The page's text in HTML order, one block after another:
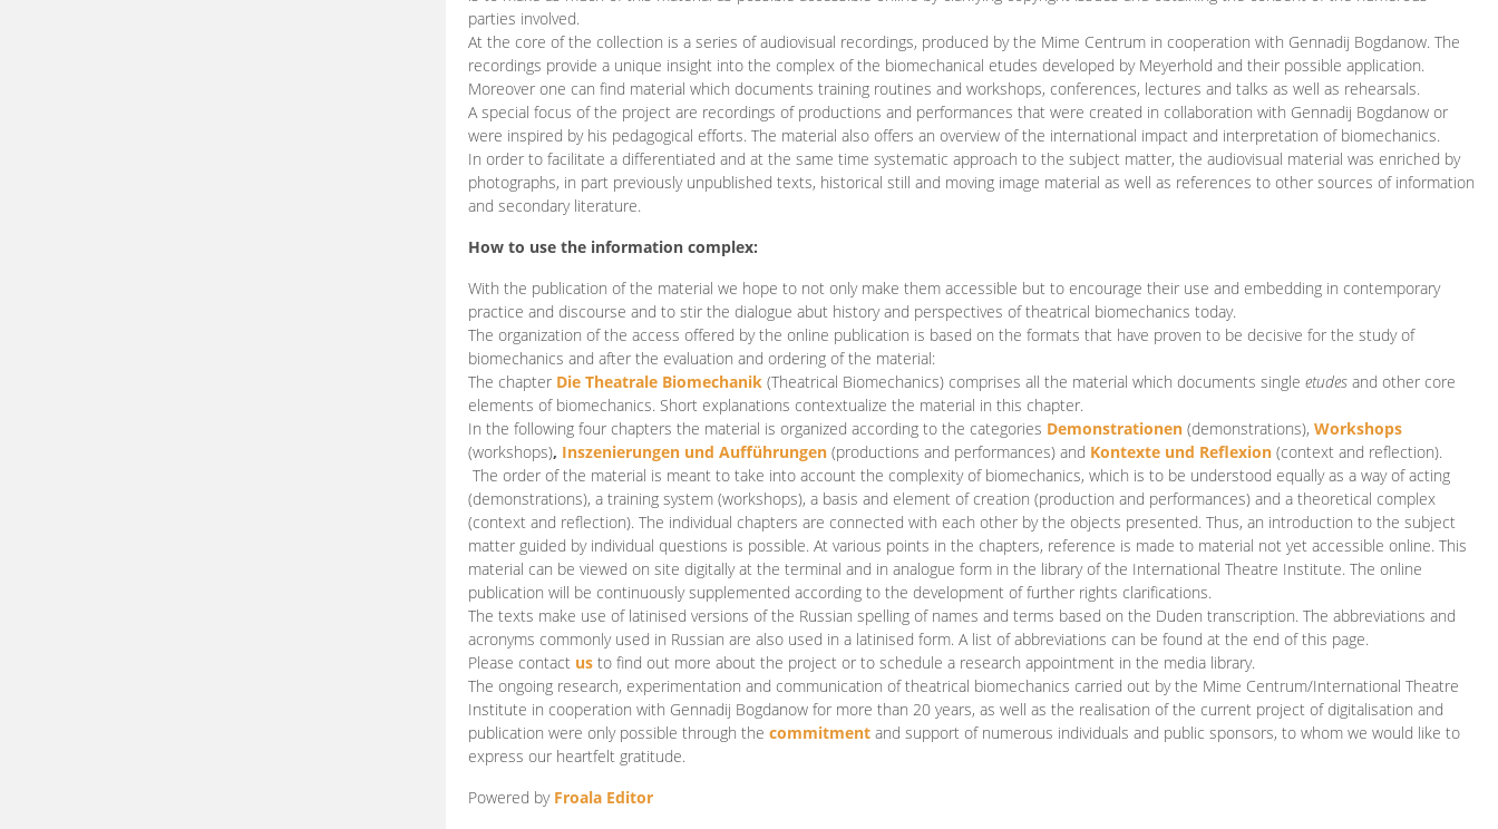
parties involved.
At the core of the collection is a series of audiovisual recordings, produced by the Mime Centrum in cooperation with Gennadij Bogdanow. The
recordings provide a unique insight into the complex of the biomechanical etudes developed by Meyerhold and their possible application.
Moreover one can find material which documents training routines and workshops, conferences, lectures and talks as well as rehearsals.
A special focus of the project are recordings of productions and performances that were created in collaboration with Gennadij Bogdanow or
were inspired by his pedagogical efforts. The material also offers an overview of the international impact and interpretation of biomechanics.
In order to facilitate a differentiated and at the same time systematic approach to the subject matter, the audiovisual material was enriched by
photographs, in part previously unpublished texts, historical still and moving image material as well as references to other sources of information
and secondary literature.
How to use the information complex:
With the publication of the material we hope to not only make them accessible but to encourage their use and embedding in contemporary
practice and discourse and to stir the dialogue abut history and perspectives of theatrical biomechanics today.
The organization of the access offered by the online publication is based on the formats that have proven to be decisive for the study of
biomechanics and after the evaluation and ordering of the material:
The chapter Die Theatrale Biomechanik (Theatrical Biomechanics) comprises all the material which documents single etudes and other core
elements of biomechanics. Short explanations contextualize the material in this chapter.
In the following four chapters the material is organized according to the categories Demonstrationen (demonstrations), Workshops
(workshops), Inszenierungen und Aufführungen (productions and performances) and Kontexte und Reflexion (context and reflection).
The order of the material is meant to take into account the complexity of biomechanics, which is to be understood equally as a way of acting
(demonstrations), a training system (workshops), a basis and element of creation (production and performances) and a theoretical complex
(context and reflection). The individual chapters are connected with each other by the objects presented. Thus, an introduction to the subject
matter guided by individual questions is possible. At various points in the chapters, reference is made to material not yet accessible online. This
material can be viewed on site digitally at the terminal and in analogue form in the library of the International Theatre Institute. The online
publication will be continuously supplemented according to the development of further rights clarifications.
The texts make use of latinised versions of the Russian spelling of names and terms based on the Duden transcription. The abbreviations and
acronyms commonly used in Russian are also used in a latinised form. A list of abbreviations can be found at the end of this page.
Please contact us to find out more about the project or to schedule a research appointment in the media library.
The ongoing research, experimentation and communication of theatrical biomechanics carried out by the Mime Centrum/International Theatre
Institute in cooperation with Gennadij Bogdanow for more than 20 years, as well as the realisation of the current project of digitalisation and
publication were only possible through the commitment and support of numerous individuals and public sponsors, to whom we would like to
express our heartfelt gratitude.
Powered by Froala Editor